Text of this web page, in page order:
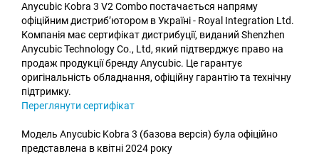
Anycubic Kobra 3 V2 Combo постачається напряму
офіційним дистриб’ютором в Україні - Royal Integration Ltd.
Компанія має сертифікат дистрибуції, виданий Shenzhen
Anycubic Technology Co., Ltd, який підтверджує право на
продаж продукції бренду Anycubic. Це гарантує
оригінальність обладнання, офіційну гарантію та технічну
підтримку.
Переглянути сертифікат
Модель Anycubic Kobra 3 (базова версія) була офіційно
представлена в квітні 2024 року